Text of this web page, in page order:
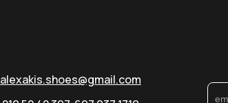
alexakis.shoes@gmail.com